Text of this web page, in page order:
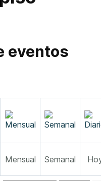
eventos
Mensual Semanal